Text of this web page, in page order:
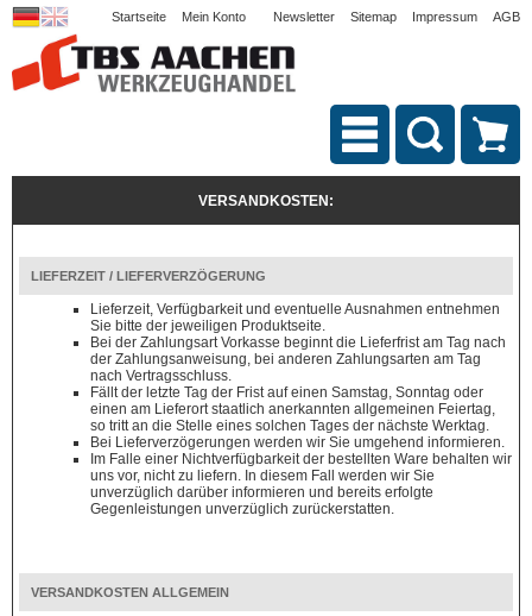
Startseite Mein Konto Newsletter Sitemap Impressum AGB
VERSANDKOSTEN:
LIEFERZEIT / LIEFERVERZÖGERUNG
Lieferzeit, Verfügbarkeit und eventuelle Ausnahmen entnehmen
Sie bitte der jeweiligen Produktseite.
Bei der Zahlungsart Vorkasse beginnt die Lieferfrist am Tag nach
der Zahlungsanweisung, bei anderen Zahlungsarten am Tag
nach Vertragsschluss.
Fällt der letzte Tag der Frist auf einen Samstag, Sonntag oder
einen am Lieferort staatlich anerkannten allgemeinen Feiertag,
so tritt an die Stelle eines solchen Tages der nächste Werktag.
Bei Lieferverzögerungen werden wir Sie umgehend informieren.
Im Falle einer Nichtverfügbarkeit der bestellten Ware behalten wir
uns vor, nicht zu liefern. In diesem Fall werden wir Sie
unverzüglich darüber informieren und bereits erfolgte
Gegenleistungen unverzüglich zurückerstatten.
VERSANDKOSTEN ALLGEMEIN